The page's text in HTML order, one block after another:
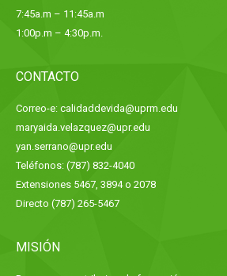
7:45a.m – 11:45a.m
1:00p.m – 4:30p.m.
CONTACTO
Correo-e: calidaddevida@uprm.edu
maryaida.velazquez@upr.edu
yan.serrano@upr.edu
Teléfonos: (787) 832-4040
Extensiones 5467, 3894 o 2078
Directo (787) 265-5467
MISIÓN